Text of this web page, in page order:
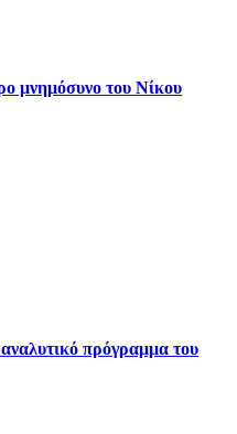
μνημόσυνο του Νίκου
πρόγραμμα του